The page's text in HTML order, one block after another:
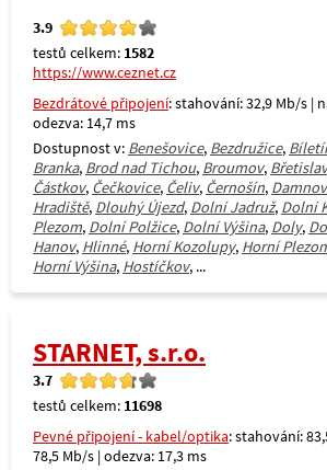
3.9
testů celkem: 1582
https://www.ceznet.cz
Bezdrátové připojení: stahování: 32,9 Mb/s |
odezva: 14,7 ms
Dostupnost v: Benešovice, Bezdružice,
Branka, Brod nad Tichou, Broumov, Břetislav
Částkov, Čečkovice, Čeliv, Černošín, Damnov
Hradiště, Dlouhý Újezd, Dolní Jadruž, Dolní
Plezom, Dolní Polžice, Dolní Výšina, Doly,
Hanov, Hlinné, Horní Kozolupy, Horní
Horní Výšina, Hostíčkov, ...
STARNET, s.r.o.
3.7
testů celkem: 11698
Pevné připojení - kabel/optika: stahování:
78,5 Mb/s | odezva: 17,3 ms